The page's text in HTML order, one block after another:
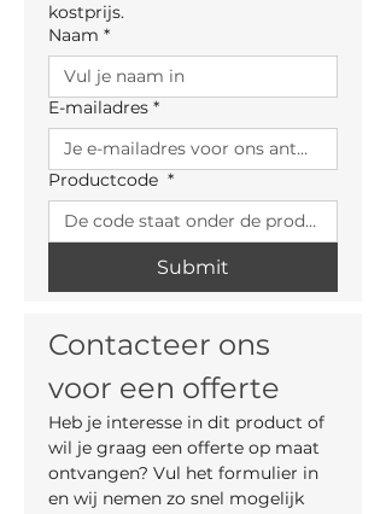
kostprijs.
Naam *
E-mailadres *
Productcode *
Submit
Contacteer ons
voor een offerte
Heb je interesse in dit product of
wil je graag een offerte op maat
ontvangen? Vul het formulier in
en wij nemen zo snel mogelijk